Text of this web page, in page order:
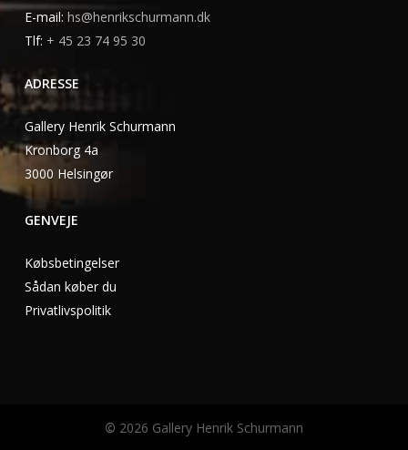
E-mail: hs@henrikschurmann.dk
Tlf: + 45 23 74 95 30
ADRESSE
Gallery Henrik Schurmann
Kronborg 4a
3000 Helsingør
GENVEJE
Købsbetingelser
Sådan køber du
Privatlivspolitik
© 2026 Gallery Henrik Schurmann